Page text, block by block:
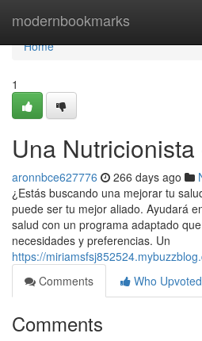
modernbookmarks
Home
Home
1
Una
aronnbce627776 266 days ago
¿Estás buscando una mejorar tu
puede ser tu mejor aliado. Ayudará
salud con un programa adaptado
necesidades y preferencias. Un
https://
Comments
Who Upvoted
Comments